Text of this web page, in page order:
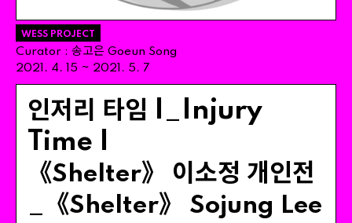
WESS PROJECT
Curator : 송고은 Goeun Song
2021 . 4. 15 ~ 2021 . 5. 7
인저리 타임 I_Injury
Time I
《Shelter》 이소정 개인전
_《Shelter》 Sojung Lee